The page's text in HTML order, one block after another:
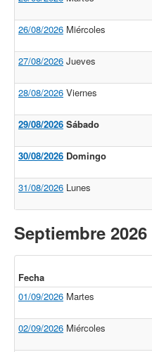
26/08/2026 Miércoles
27/08/2026 Jueves
28/08/2026 Viernes
29/08/2026 Sábado
30/08/2026 Domingo
31/08/2026 Lunes
Septiembre 2026
Fecha
01/09/2026 Martes
02/09/2026 Miércoles